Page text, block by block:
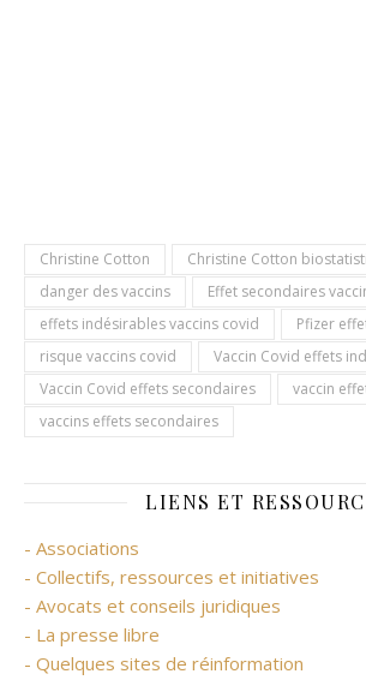
Christine Cotton
Christine Cotton
danger des vaccins
Effet secondaires
effets indésirables vaccins covid
Pfizer
risque vaccins covid
Vaccin Covid effets
Vaccin Covid effets secondaires
vaccin
vaccins effets secondaires
LIENS ET
- Associations
- Collectifs, ressources et initiatives
- Avocats et conseils juridiques
- La presse libre
- Quelques sites de réinformation